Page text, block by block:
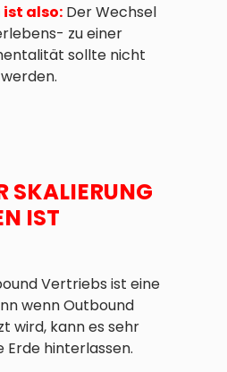
ist also: Der Wechsel
zu einer
sollte nicht
SKALIERUNG
IST
Vertriebs ist eine
wenn Outbound
wird, kann es sehr
hinterlassen.